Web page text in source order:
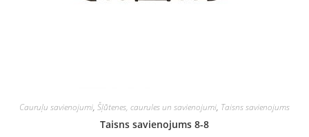
Cauruļu savienojumi, Šļūtenes, caurules un savienojumi, Taisns savienojums
Taisns savienojums 8-8